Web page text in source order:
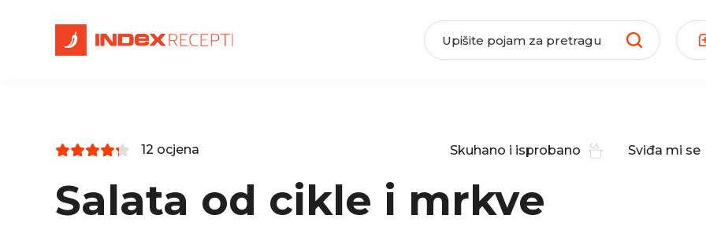
12 ocjena Skuhano i isprobano Sviđa mi se
Salata od cikle i mrkve